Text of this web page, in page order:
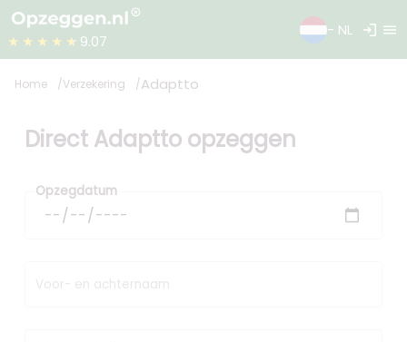
★★★★★ 9.07
- NL login menu
Home Verzekering Adaptto
Direct Adaptto opzeggen
Opzegdatum
Voor- en achternaam